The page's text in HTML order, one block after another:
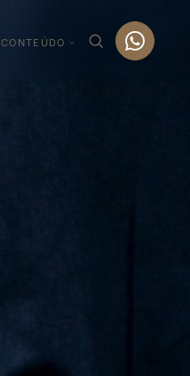
CONTEÚDO